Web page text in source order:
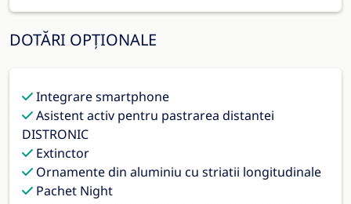
DOTĂRI OPȚIONALE
Integrare smartphone
Asistent activ pentru pastrarea distantei
DISTRONIC
Extinctor
Ornamente din aluminiu cu striatii longitudinale
Pachet Night